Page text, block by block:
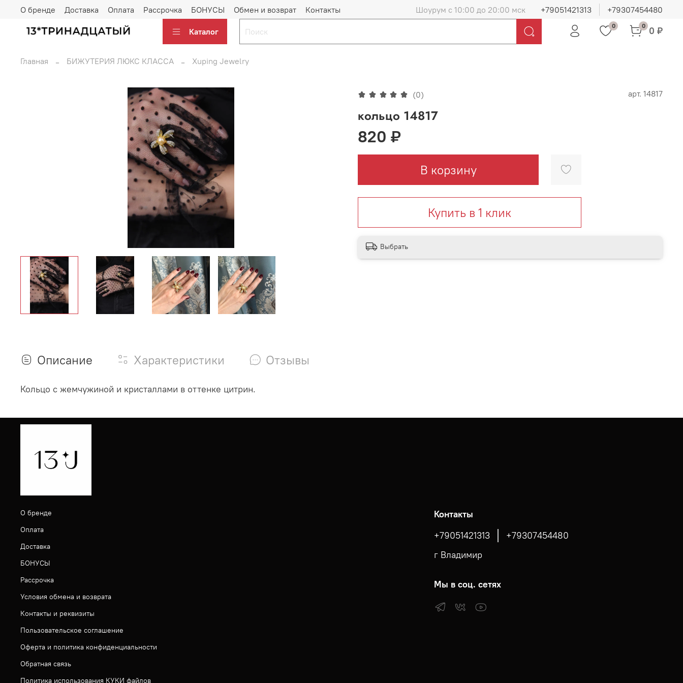
О бренде Доставка Оплата Рассрочка БОНУСЫ Обмен и возврат Контакты Шоурум с 10:00 до 20:00 мск +79051421313 +79307454480
Каталог
0 0 0 ₽
Главная БИЖУТЕРИЯ ЛЮКС КЛАССА Xuping Jewelry
(0) арт. 14817
кольцо 14817
820 ₽
В корзину
Купить в 1 клик
Выбрать
Описание Характеристики Отзывы
Кольцо с жемчужиной и кристаллами в оттенке цитрин.
О бренде
Оплата
Доставка
БОНУСЫ
Рассрочка
Условия обмена и возврата
Контакты и реквизиты
Пользовательское соглашение
Оферта и политика конфиденциальности
Обратная связь
Политика использования КУКИ файлов
Контакты
+79051421313
+79307454480
г Владимир
Мы в соц. сетях